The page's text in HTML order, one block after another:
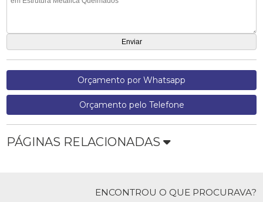
Orçamento por Whatsapp
Orçamento pelo Telefone
PÁGINAS RELACIONADAS
ENCONTROU O QUE PROCURAVA?